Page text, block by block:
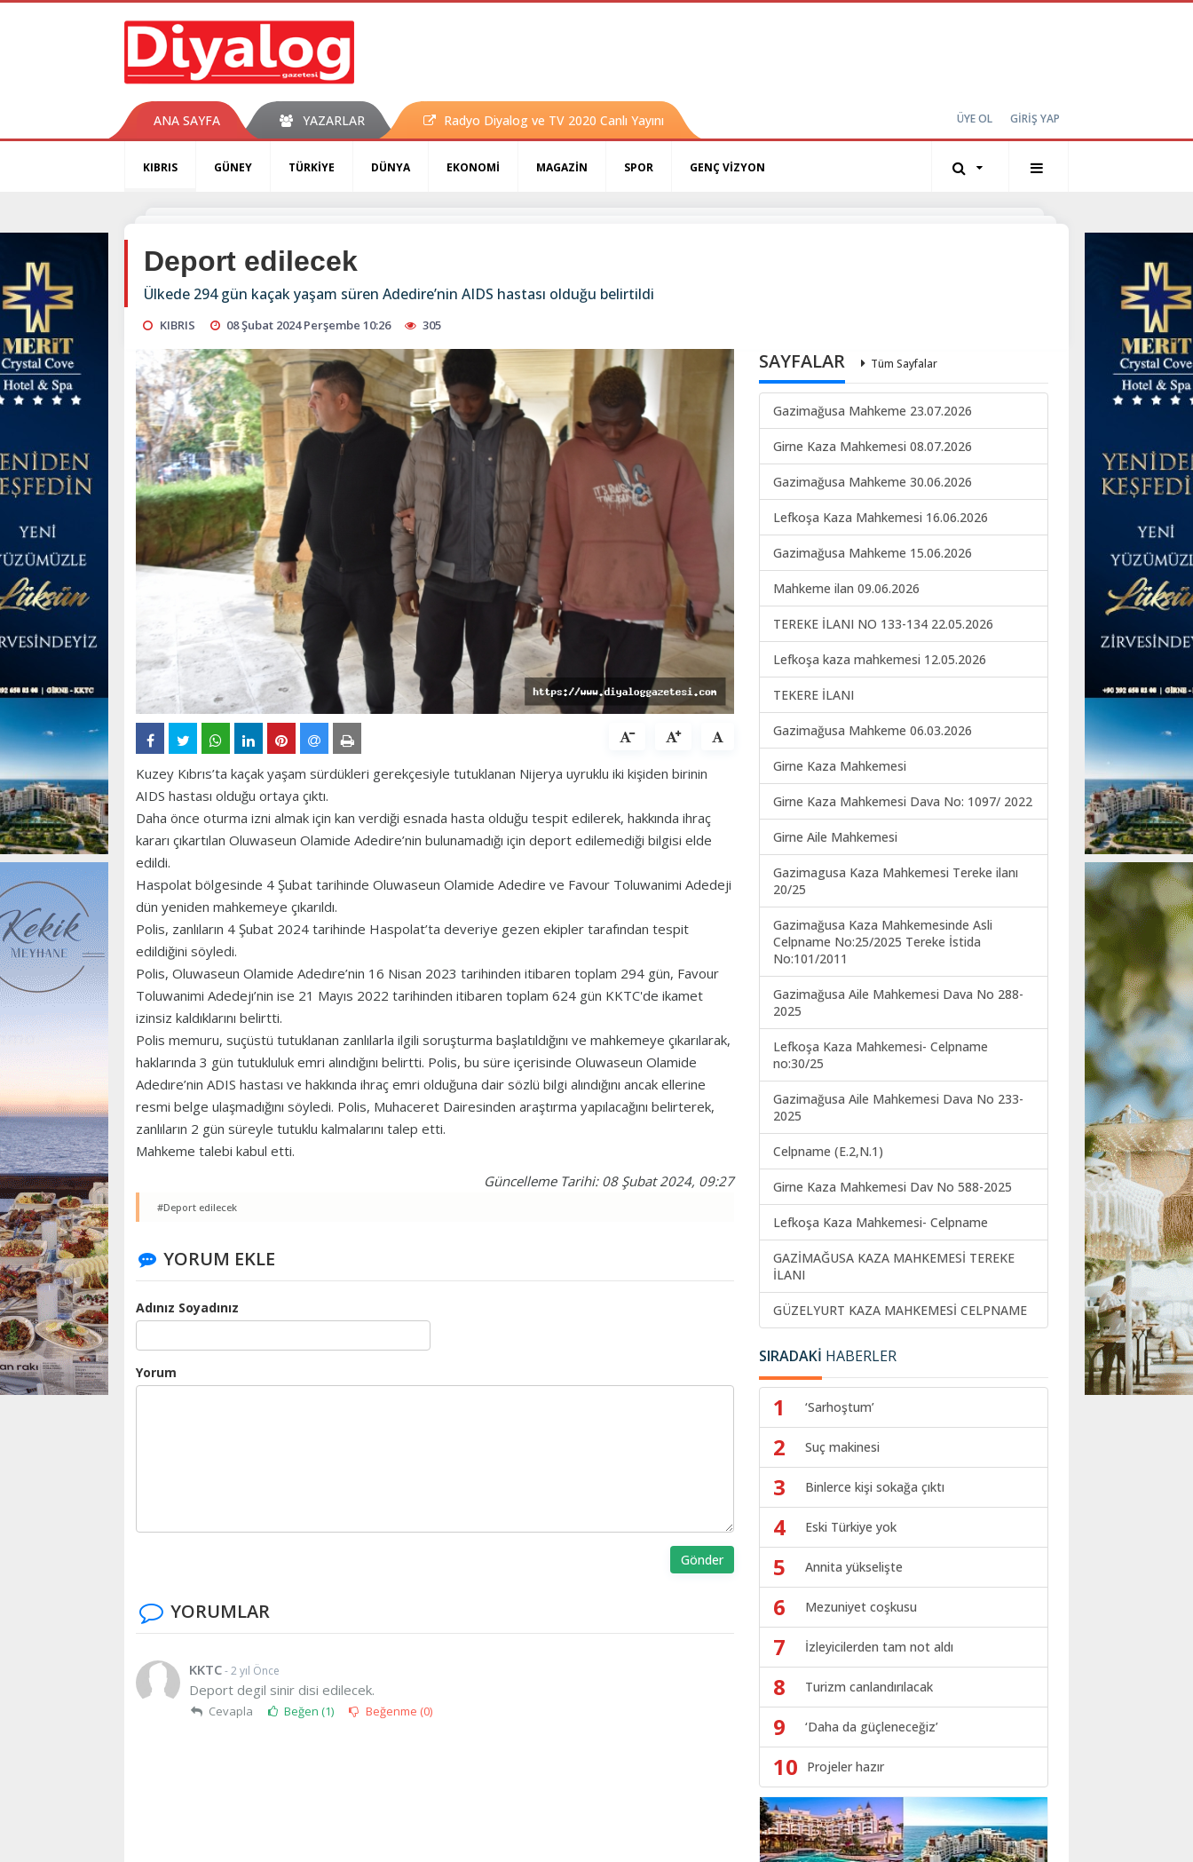
ANA SAYFA YAZARLAR Radyo Diyalog ve TV 2020 Canlı Yayını ÜYE OL GİRİŞ YAP
KIBRIS GÜNEY TÜRKİYE DÜNYA EKONOMİ MAGAZİN SPOR GENÇ VİZYON
Deport edilecek
Ülkede 294 gün kaçak yaşam süren Adedire’nin AIDS hastası olduğu belirtildi
KIBRIS 08 Şubat 2024 Perşembe 10:26 305
Kuzey Kıbrıs’ta kaçak yaşam sürdükleri gerekçesiyle tutuklanan Nijerya uyruklu iki kişiden birinin
AIDS hastası olduğu ortaya çıktı.
Daha önce oturma izni almak için kan verdiği esnada hasta olduğu tespit edilerek, hakkında ihraç
kararı çıkartılan Oluwaseun Olamide Adedire’nin bulunamadığı için deport edilemediği bilgisi elde
edildi.
Haspolat bölgesinde 4 Şubat tarihinde Oluwaseun Olamide Adedire ve Favour Toluwanimi Adedeji
dün yeniden mahkemeye çıkarıldı.
Polis, zanlıların 4 Şubat 2024 tarihinde Haspolat’ta deveriye gezen ekipler tarafından tespit
edildiğini söyledi.
Polis, Oluwaseun Olamide Adedıre’nin 16 Nisan 2023 tarihinden itibaren toplam 294 gün, Favour
Toluwanimi Adedejı’nin ise 21 Mayıs 2022 tarihinden itibaren toplam 624 gün KKTC'de ikamet
izinsiz kaldıklarını belirtti.
Polis memuru, suçüstü tutuklanan zanlılarla ilgili soruşturma başlatıldığını ve mahkemeye çıkarılarak,
haklarında 3 gün tutukluluk emri alındığını belirtti. Polis, bu süre içerisinde Oluwaseun Olamide
Adedıre’nin ADIS hastası ve hakkında ihraç emri olduğuna dair sözlü bilgi alındığını ancak ellerine
resmi belge ulaşmadığını söyledi. Polis, Muhaceret Dairesinden araştırma yapılacağını belirterek,
zanlıların 2 gün süreyle tutuklu kalmalarını talep etti.
Mahkeme talebi kabul etti.
Güncelleme Tarihi: 08 Şubat 2024, 09:27
#Deport edilecek
YORUM EKLE
Adınız Soyadınız
Yorum
Gönder
YORUMLAR
KKTC- 2 yıl Önce
Deport degil sinir disi edilecek.
Cevapla Beğen (1) Beğenme (0)
SAYFALAR Tüm Sayfalar
Gazimağusa Mahkeme 23.07.2026
Girne Kaza Mahkemesi 08.07.2026
Gazimağusa Mahkeme 30.06.2026
Lefkoşa Kaza Mahkemesi 16.06.2026
Gazimağusa Mahkeme 15.06.2026
Mahkeme ilan 09.06.2026
TEREKE İLANI NO 133-134 22.05.2026
Lefkoşa kaza mahkemesi 12.05.2026
TEKERE İLANI
Gazimağusa Mahkeme 06.03.2026
Girne Kaza Mahkemesi
Girne Kaza Mahkemesi Dava No: 1097/ 2022
Girne Aile Mahkemesi
Gazimagusa Kaza Mahkemesi Tereke ilanı
20/25
Gazimağusa Kaza Mahkemesinde Asli
Celpname No:25/2025 Tereke İstida
No:101/2011
Gazimağusa Aile Mahkemesi Dava No 288-
2025
Lefkoşa Kaza Mahkemesi- Celpname
no:30/25
Gazimağusa Aile Mahkemesi Dava No 233-
2025
Celpname (E.2,N.1)
Girne Kaza Mahkemesi Dav No 588-2025
Lefkoşa Kaza Mahkemesi- Celpname
GAZİMAĞUSA KAZA MAHKEMESİ TEREKE
İLANI
GÜZELYURT KAZA MAHKEMESİ CELPNAME
SIRADAKİ HABERLER
1 ‘Sarhoştum’
2 Suç makinesi
3 Binlerce kişi sokağa çıktı
4 Eski Türkiye yok
5 Annita yükselişte
6 Mezuniyet coşkusu
7 İzleyicilerden tam not aldı
8 Turizm canlandırılacak
9 ‘Daha da güçleneceğiz’
10 Projeler hazır